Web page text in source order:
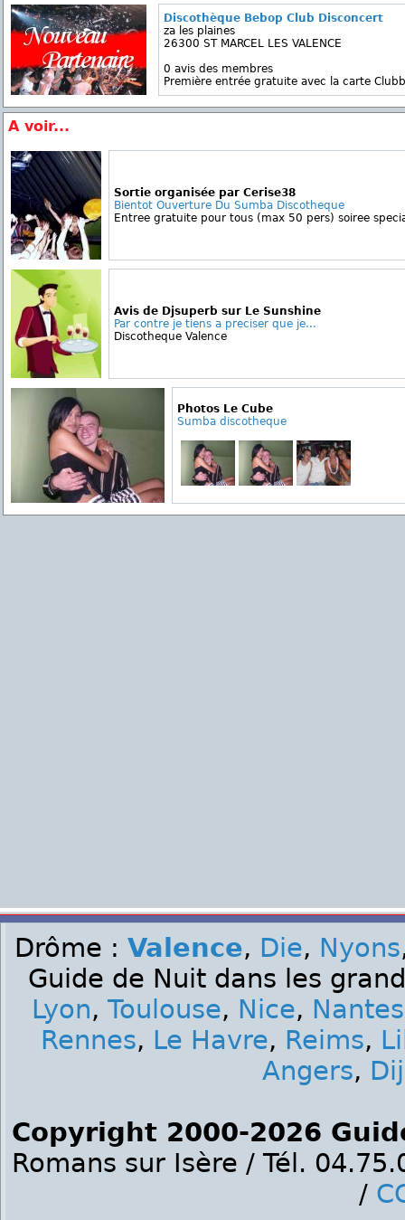
Discothèque Bebop Club Disconcert
za les plaines
26300 ST MARCEL LES VALENCE
0 avis des membres
Première entrée gratuite avec la carte
A voir...
Sortie organisée par Cerise38
Bientot Ouverture Du Sumba Discotheque
Entree gratuite pour tous (max 50 pers) soiree
Avis de Djsuperb sur Le Sunshine
Par contre je tiens a preciser que je...
Discotheque Valence
Photos Le Cube
Sumba discotheque
Drôme : Valence, Die, Nyons
Guide de Nuit dans les
Lyon, Toulouse, Nice, Nantes
Rennes, Le Havre, Reims,
Angers,
Copyright 2000-2026
Romans sur Isère / Tél.
/